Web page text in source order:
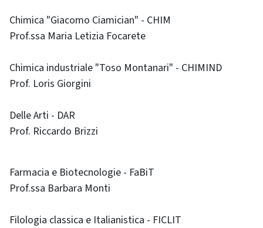
Chimica "Giacomo Ciamician" - CHIM
Prof.ssa Maria Letizia Focarete
Chimica industriale "Toso Montanari" - CHIMIND
Prof. Loris Giorgini
Delle Arti - DAR
Prof. Riccardo Brizzi
Farmacia e Biotecnologie - FaBiT
Prof.ssa Barbara Monti
Filologia classica e Italianistica - FICLIT